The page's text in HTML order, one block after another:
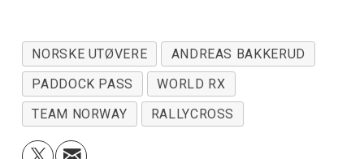
NORSKE UTØVERE
ANDREAS BAKKERUD
PADDOCK PASS
WORLD RX
TEAM NORWAY
RALLYCROSS